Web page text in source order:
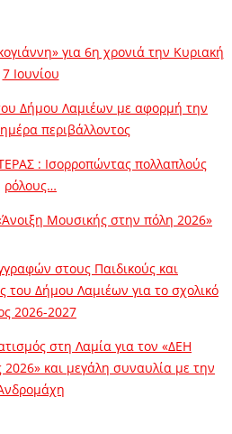
για 6η χρονιά την Κυριακή
7 Ιουνίου
Δήμου Λαμιέων με αφορμή την
περιβάλλοντος
: Ισορροπώντας πολλαπλούς
ρόλους…
Μουσικής στην πόλη 2026»
στους Παιδικούς και
του Δήμου Λαμιέων για το σχολικό
2026-2027
στη Λαμία για τον «ΔΕΗ
και μεγάλη συναυλία με την